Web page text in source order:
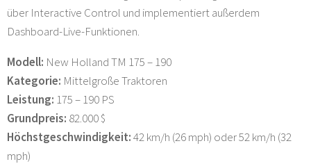
über Interactive Control und implementiert außerdem
Dashboard-Live-Funktionen.
Modell: New Holland TM 175 – 190
Kategorie: Mittelgroße Traktoren
Leistung: 175 – 190 PS
Grundpreis: 82.000 $
Höchstgeschwindigkeit:42 km/h (26 mph) oder 52 km/h (32
mph)